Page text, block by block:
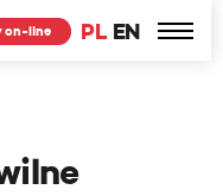
PL EN
on-line